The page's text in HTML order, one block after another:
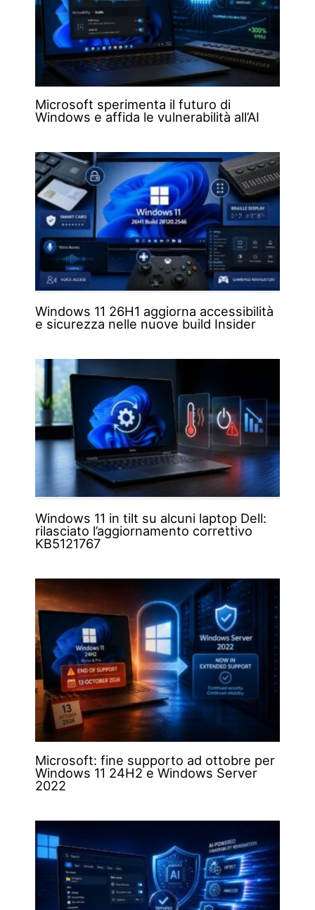
Microsoft sperimenta il futuro di
Windows e affida le vulnerabilità all’AI
Windows 11 26H1 aggiorna accessibilità
e sicurezza nelle nuove build Insider
Windows 11 in tilt su alcuni laptop Dell:
rilasciato l’aggiornamento correttivo
KB5121767
Microsoft: fine supporto ad ottobre per
Windows 11 24H2 e Windows Server
2022